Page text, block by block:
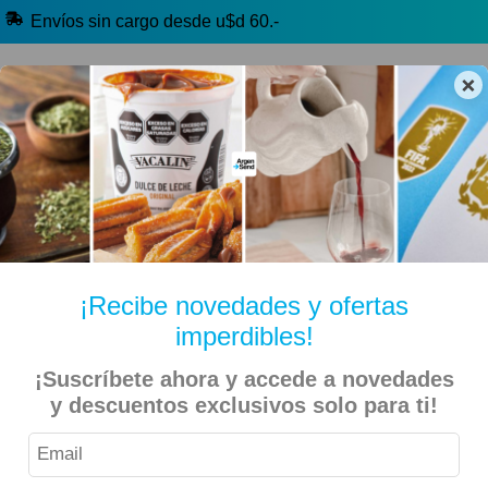
×
¡Recibe novedades y ofertas
imperdibles!
¡Suscríbete ahora y accede a novedades
y descuentos exclusivos solo para ti!
Envíos sin cargo desde u$d 60.-
🔥 Alfajores y Golosinas
🧉 Clásicos argentinos 🏷️ Todas las categorías
Inicio Libros
Secretos De Los Dulces Caseros De Aristizabal, Delfina
9% OFF